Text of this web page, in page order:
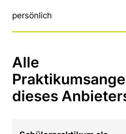
persönlich
Alle
dieses